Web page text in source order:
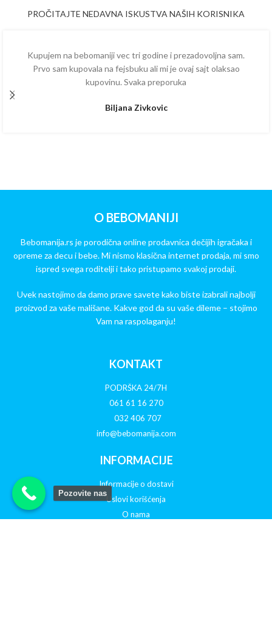
PROČITAJTE NEDAVNA ISKUSTVA NAŠIH KORISNIKA
Kupujem na bebomaniji vec tri godine i prezadovoljna sam.
Prvo sam kupovala na fejsbuku ali mi je ovaj sajt olaksao
kupovinu. Svaka preporuka
Biljana Zivkovic
O BEBOMANIJI
Bebomanija.rs je porodična online prodavnica dečijih igračaka i
opreme za decu i bebe. Mi nismo klasična internet prodaja, mi smo
ispred svega roditelji i tako pristupamo svakoj prodaji.
Uvek nastojimo da damo prave savete kako biste izabrali najbolji
proizvod za vaše mališane. Kakve god da su vaše dileme – stojimo
Vam na raspolaganju!
KONTAKT
PODRŠKA 24/7H
061 61 16 270
032 406 707
info@bebomanija.com
INFORMACIJE
Informacije o dostavi
Uslovi korišćenja
O nama
Pozovite nas